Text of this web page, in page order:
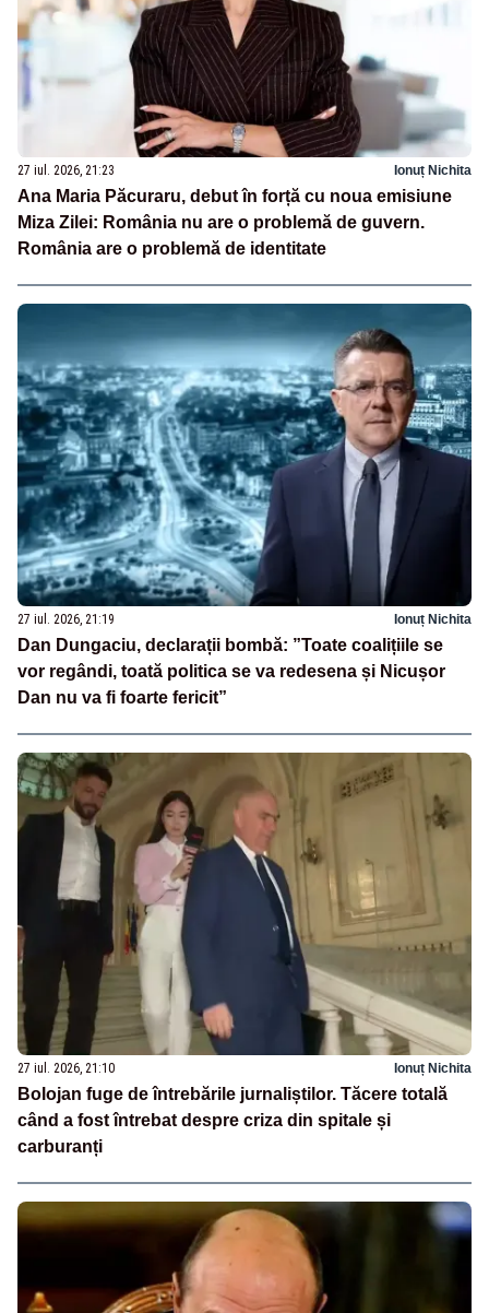
27 iul. 2026, 21:23 Ionuț Nichita
Ana Maria Păcuraru, debut în forță cu noua emisiune
Miza Zilei: România nu are o problemă de guvern.
România are o problemă de identitate
27 iul. 2026, 21:19 Ionuț Nichita
Dan Dungaciu, declarații bombă: ”Toate coalițiile se
vor regândi, toată politica se va redesena și Nicușor
Dan nu va fi foarte fericit”
27 iul. 2026, 21:10 Ionuț Nichita
Bolojan fuge de întrebările jurnaliștilor. Tăcere totală
când a fost întrebat despre criza din spitale și
carburanți